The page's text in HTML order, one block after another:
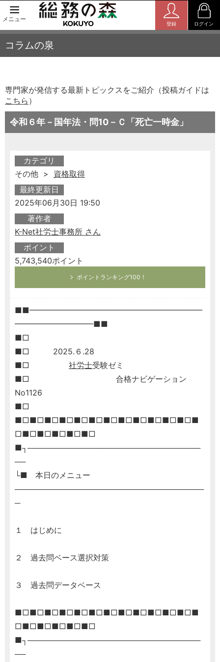
メニュー
登録 ログイン
コラムの泉
専門家が発信する最新トピックスをご紹介（投稿ガイドは
こちら ）
令和６年－国年法・問10－Ｃ「死亡一時金」
カテゴリ
その他 > 資格取得
最終更新日
2025年06月30日 19:50
著作者
K-Net社労士事務所 さん
ポイント
5,743,540ポイント
ポイントランキング100！
■■━━━━━━━━━━━━━━━━━━━━━━
━━━━━━━━━━■■
■□
■□ 2025.６.28
■□ 社労士受験ゼミ
■□ 合格ナビゲーション
No1126
■□
■□■□■□■□■□■□■□■□■□■□■□■□■
□■□■□■□■□■□
■┐────────────────────────────────
──
└■ 本日のメニュー
───────────────────────────────────
─
１ はじめに
２ 過去問ベース選択対策
３ 過去問データベース
■□■□■□■□■□■□■□■□■□■□■□■□■
□■□■□■□■□■□
■┐────────────────────────────────
──